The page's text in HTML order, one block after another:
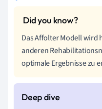
Das Affolter Modell
anderen
optimale Ergebnisse zu